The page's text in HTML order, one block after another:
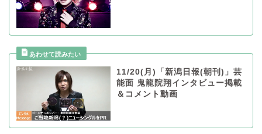
11/20(月)「新潟日報(朝刊)」芸
能面 鬼龍院翔インタビュー掲載
＆コメント動画